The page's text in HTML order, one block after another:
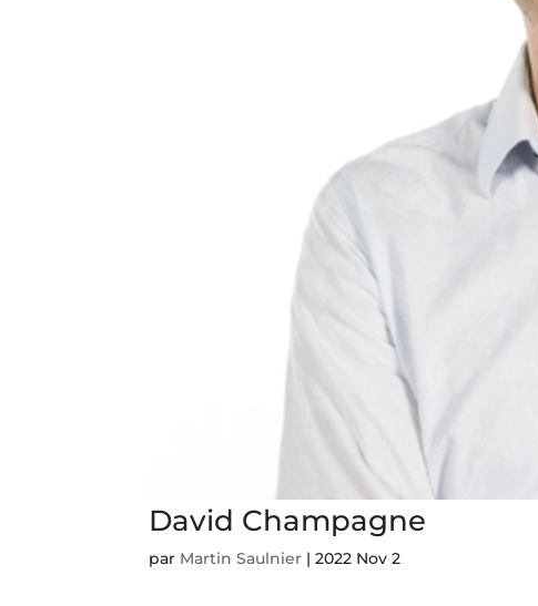
David Champagne
par Martin Saulnier |2022 Nov 2